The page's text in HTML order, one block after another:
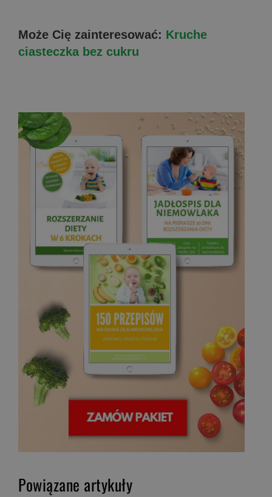
Może Cię zainteresować: Kruche
ciasteczka bez cukru
Powiązane artykuły